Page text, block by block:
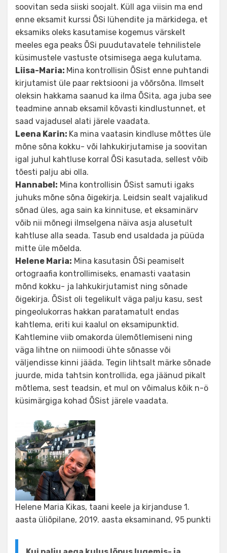
soovitan seda siiski soojalt. Küll aga viisin ma end
enne eksamit kurssi ÕSi lühendite ja märkidega, et
eksamiks oleks kasutamise kogemus värskelt
meeles ega peaks ÕSi puudutavatele tehnilistele
küsimustele vastuste otsimisega aega kulutama.
Liisa-Maria: Mina kontrollisin ÕSist enne puhtandi
kirjutamist üle paar rektsiooni ja võõrsõna. Ilmselt
oleksin hakkama saanud ka ilma ÕSita, aga juba see
teadmine annab eksamil kõvasti kindlustunnet, et
saad vajadusel alati järele vaadata.
Leena Karin: Ka mina vaatasin kindluse mõttes üle
mõne sõna kokku- või lahkukirjutamise ja soovitan
igal juhul kahtluse korral ÕSi kasutada, sellest võib
tõesti palju abi olla.
Hannabel: Mina kontrollisin ÕSist samuti igaks
juhuks mõne sõna õigekirja. Leidsin sealt vajalikud
sõnad üles, aga sain ka kinnituse, et eksaminärv
võib nii mõnegi ilmselgena näiva asja alusetult
kahtluse alla seada. Tasub end usaldada ja püüda
mitte üle mõelda.
Helene Maria: Mina kasutasin ÕSi peamiselt
ortograafia kontrollimiseks, enamasti vaatasin
mõnd kokku- ja lahkukirjutamist ning sõnade
õigekirja. ÕSist oli tegelikult väga palju kasu, sest
pingeolukorras hakkan paratamatult endas
kahtlema, eriti kui kaalul on eksamipunktid.
Kahtlemine viib omakorda ülemõtlemiseni ning
väga lihtne on niimoodi ühte sõnasse või
väljendisse kinni jääda. Tegin lihtsalt märke sõnade
juurde, mida tahtsin kontrollida, ega jäänud pikalt
mõtlema, sest teadsin, et mul on võimalus kõik n-ö
küsimärgiga kohad ÕSist järele vaadata.
Helene Maria Kikas, taani keele ja kirjanduse 1.
aasta üliõpilane, 2019. aasta eksaminand, 95 punkti